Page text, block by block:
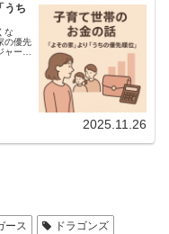
うち
な
の優先
ー・
2025.11.26
ース
ドラゴンズ